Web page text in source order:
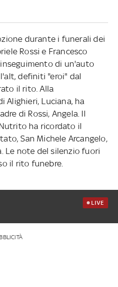
durante i funerali dei
Rossi e Francesco
di un'auto
definiti "eroi" dal
il rito. Alla
Alighieri, Luciana, ha
di Rossi, Angela. Il
ha ricordato il
San Michele Arcangelo,
Le note del silenzio fuori
il rito funebre.
LIVE